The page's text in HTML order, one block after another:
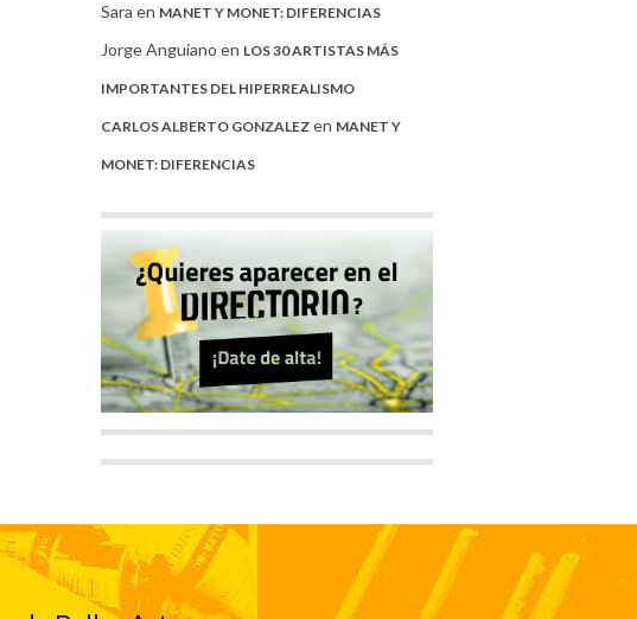
Sara en MANET Y MONET: DIFERENCIAS
Jorge Anguiano en LOS 30 ARTISTAS MÁS
IMPORTANTES DEL HIPERREALISMO
CARLOS ALBERTO GONZALEZ en MANET Y
MONET: DIFERENCIAS